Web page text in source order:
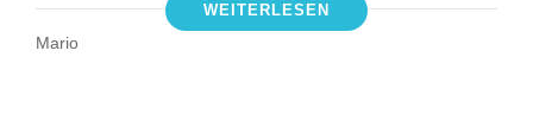
WEITERLESEN
Mario